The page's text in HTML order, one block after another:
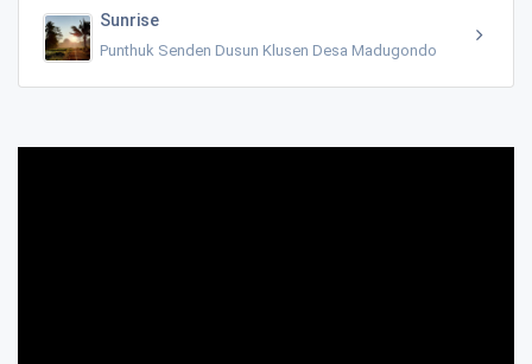
Sunrise
Punthuk Senden Dusun Klusen Desa Madugondo